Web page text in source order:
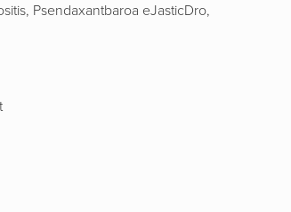
Psendaxantbaroa eJasticDro,